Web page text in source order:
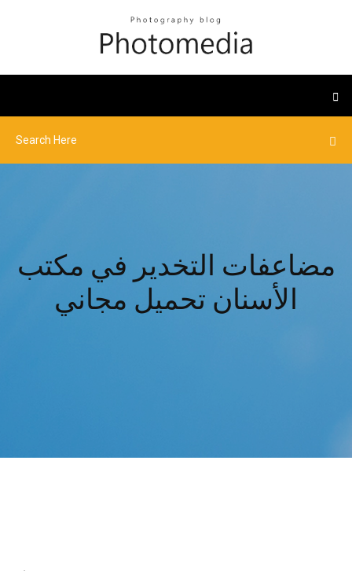
مضاعفات التخدير في مكتب
الأسنان تحميل مجاني